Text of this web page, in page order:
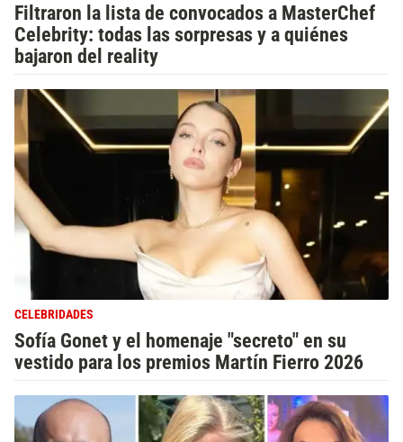
Filtraron la lista de convocados a MasterChef
Celebrity: todas las sorpresas y a quiénes
bajaron del reality
CELEBRIDADES
Sofía Gonet y el homenaje "secreto" en su
vestido para los premios Martín Fierro 2026